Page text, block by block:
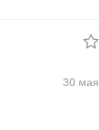
30 мая